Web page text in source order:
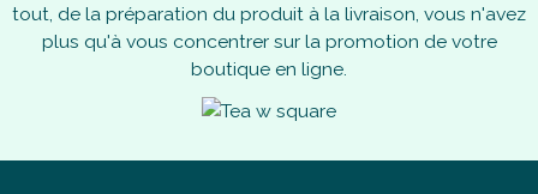
tout, de la préparation du produit à la livraison, vous n'avez
plus qu'à vous concentrer sur la promotion de votre
boutique en ligne.